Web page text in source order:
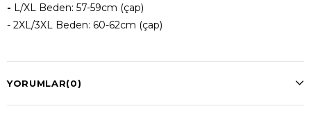
- L/XL Beden: 57-59cm (çap)
- 2XL/3XL Beden: 60-62cm (çap)
YORUMLAR(0)